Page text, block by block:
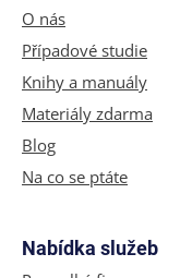
O nás
Případové studie
Knihy a manuály
Materiály zdarma
Blog
Na co se ptáte
Nabídka služeb